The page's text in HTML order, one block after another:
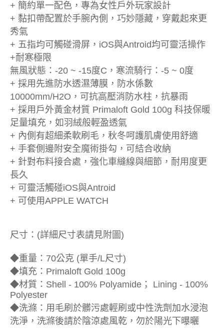
+ 簡約單一配色，專為女性戶外玩家設計
+ 黏扣帶配置於手腕內側，巧妙隱藏，穿戴起來更
秀氣
+ 五指均可觸碰滑屏，iOS與Antroid均可靈活操作
+耐寒極限
無風狀態：-20 ~ -15度C，寒流騎行：-5 ~ 0度
+ 採用先進防水透濕薄膜，防水係數
10000mm/H2O，可抗高壓消防水柱，抗暴雨
+ 採用戶外黃金材質 Primaloft Gold 100g 科技保暖
足量填充，如羽絨般輕盈透氣
+ 內側有超細柔軟刷毛，秋冬呵護肌膚使用舒適
+ 手套側邊附安全魔術掛勾，可結合收納
+ 針對布料接合處，強化車縫線與細節，耐用度更
長久
+ 可靈活觸碰iOS與Antroid
+ 可使用APPLE WATCH
尺寸：(詳細尺寸表請見附圖)
◆重量：70公克 (單手/L尺寸)
◆填充：Primaloft Gold 100g
◆材質：Shell - 100% Polyamide； Lining - 100%
Polyester
◆洗滌：用毛刷於髒污處輕刷或中性洗劑加水浸泡
洗淨，洗滌後請於陰涼處風乾，勿於陽光下曝曬